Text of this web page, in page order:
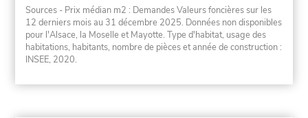
Sources - Prix médian m2 : Demandes Valeurs foncières sur les
12 derniers mois au 31 décembre 2025. Données non disponibles
pour l'Alsace, la Moselle et Mayotte. Type d'habitat, usage des
habitations, habitants, nombre de pièces et année de construction :
INSEE, 2020.